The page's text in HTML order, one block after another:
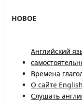
НОВОЕ
Английский
Времена
О сайте
Слушать